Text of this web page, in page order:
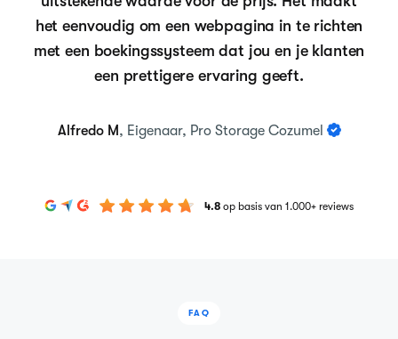
het eenvoudig om een webpagina in te richten
met een boekingssysteem dat jou en je klanten
een prettigere ervaring geeft.
Alfredo M, Eigenaar, Pro Storage Cozumel
4.8 op basis van 1.000+ reviews
FAQ